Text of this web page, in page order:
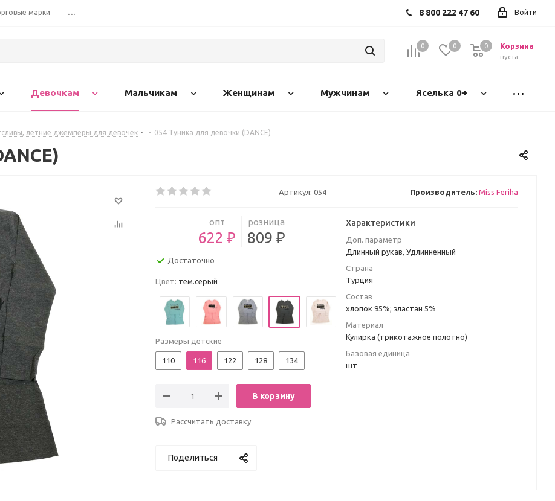
марки ... Войти
8 800 222 47 60
0 0 Корзина
пуста
0
Девочкам Мальчикам Женщинам Мужчинам Яселька 0+
летние джемперы для девочек - 054 Туника для девочки (DANCE)
Артикул: 054 Производитель: Miss Feriha
опт
622 ₽
розница
809 ₽
Достаточно
Цвет: тем.серый
Размеры детские
110 116 122 128 134
В корзину
Рассчитать доставку
Характеристики
Доп. параметр
Длинный рукав, Удлинненный
Страна
Турция
Состав
хлопок 95%; эластан 5%
Материал
Кулирка (трикотажное полотно)
Базовая единица
шт
Поделиться